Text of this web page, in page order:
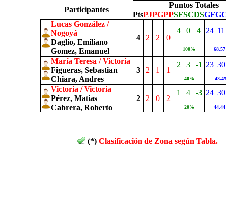
Participantes
Puntos Totales
PtsPJPGPPSFSCDSGF
Lucas González /
Nogoyá
Daglio, Emiliano
Gomez, Emanuel
4 2 2 0
4 0 4 24 11
100%
María Teresa / Victoria
Figueras, Sebastian
Chiara, Andres
3 2 1 1
2 3 -1 23 30
40%
Victoria / Victoria
Pérez, Matias
Cabrera, Roberto
2 2 0 2
1 4 -3 24 30
20%
(*) Clasificación de Zona según Tabla.